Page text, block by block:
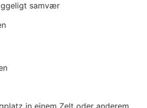
samvær
in einem Zelt oder anderem